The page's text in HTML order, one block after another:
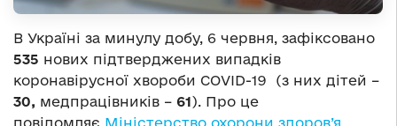
В Україні за минулу добу, 6 червня, зафіксовано
535 нових підтверджених випадків
коронавірусної хвороби COVID-19 (з них дітей –
30, медпрацівників – 61). Про це
повідомляє Міністерство охорони здоров’я